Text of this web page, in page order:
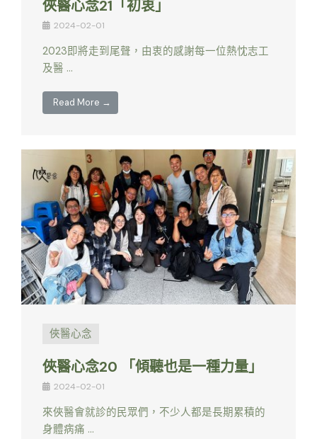
俠醫心念21「初衷」
2024-02-01
2023即將走到尾聲，由衷的感謝每一位熱忱志工
及醫 …
Read More →
俠醫心念
俠醫心念20 「傾聽也是一種力量」
2024-02-01
來俠醫會就診的民眾們，不少人都是長期累積的
身體病痛 …